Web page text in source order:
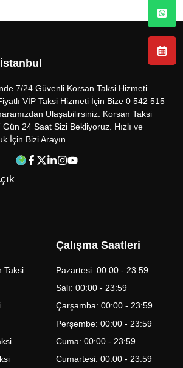
7/24 Güvenli Korsan Taksi Hizmeti
VİP Taksi Hizmeti İçin Bize 0 542 515
Ulaşabilirsiniz. Korsan Taksi
Gün 24 Saat Sizi Bekliyoruz. Hızlı ve
İçin Bizi Arayın.
Taksi
Çalışma Saatleri
Pazartesi: 00:00 - 23:59
Salı: 00:00 - 23:59
Çarşamba: 00:00 - 23:59
Perşembe: 00:00 - 23:59
Cuma: 00:00 - 23:59
Cumartesi: 00:00 - 23:59